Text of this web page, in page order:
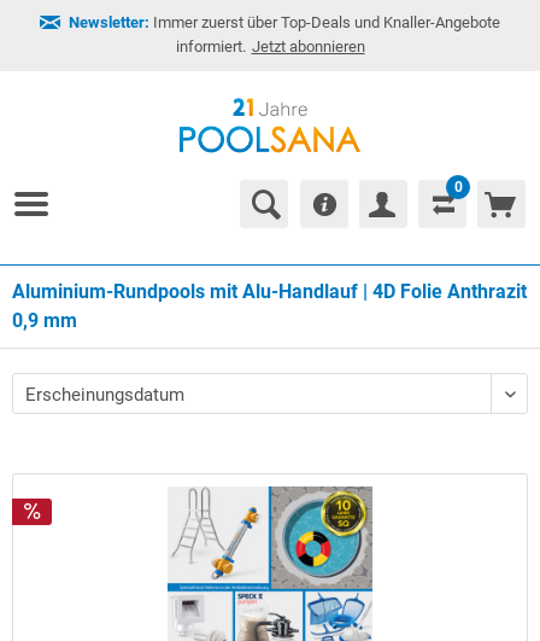
Newsletter: Immer zuerst über Top-Deals und Knaller-Angebote
informiert. Jetzt abonnieren
0
Aluminium-Rundpools mit Alu-Handlauf | 4D Folie Anthrazit
0,9 mm